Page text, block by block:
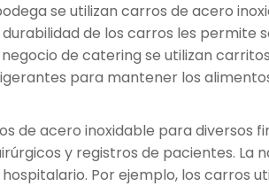
se utilizan carros de acero
de los carros les permite
de catering se utilizan
para mantener los
de acero inoxidable para diversos
y registros de pacientes. La
Por ejemplo, los carros